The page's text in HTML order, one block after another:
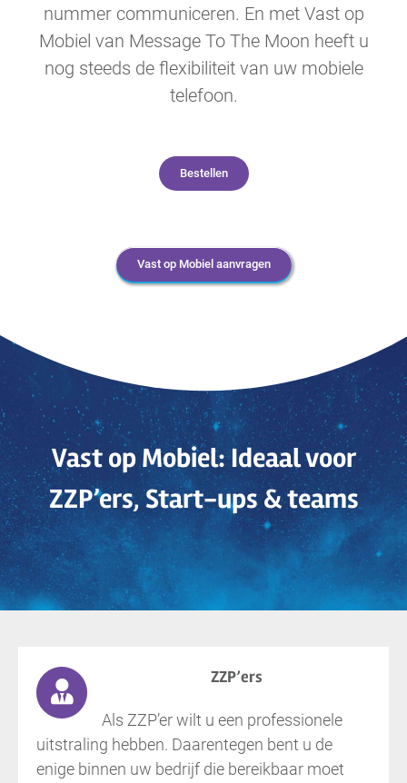
nummer communiceren. En met Vast op
Mobiel van Message To The Moon heeft u
nog steeds de flexibiliteit van uw mobiele
telefoon.
Bestellen
Vast op Mobiel aanvragen
Vast op Mobiel: Ideaal voor
ZZP’ers, Start-ups & teams
ZZP’ers
Als ZZP’er wilt u een professionele
uitstraling hebben. Daarentegen bent u de
enige binnen uw bedrijf die bereikbaar moet